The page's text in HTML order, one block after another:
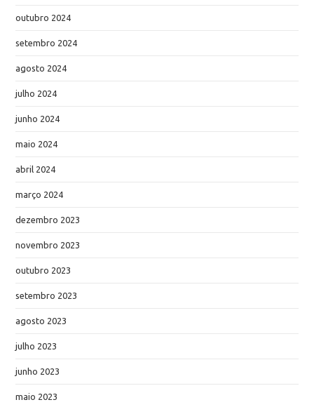
outubro 2024
setembro 2024
agosto 2024
julho 2024
junho 2024
maio 2024
abril 2024
março 2024
dezembro 2023
novembro 2023
outubro 2023
setembro 2023
agosto 2023
julho 2023
junho 2023
maio 2023